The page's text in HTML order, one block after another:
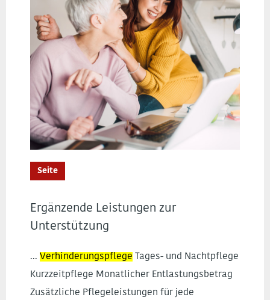
Seite
Ergänzende Leistungen zur
Unterstützung
... Verhinderungspflege Tages- und Nachtpflege
Kurzzeitpflege Monatlicher Entlastungsbetrag
Zusätzliche Pflegeleistungen für jede